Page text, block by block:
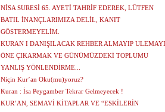
NİSA SURESİ 65. AYETİ TAHRİF EDEREK, LÜTFEN
BATIL İNANÇLARIMIZA DELİL, KANIT
GÖSTERMEYELİM.
KURAN I DANIŞILACAK REHBER ALMAYIP ULEMAYI
ÖNE ÇIKARMAK VE GÜNÜMÜZDEKİ TOPLUMU
YANLIŞ YÖNLENDİRME...
Niçin Kur’an Oku(mu)yoruz?
Kuran : İsa Peygamber Tekrar Gelmeyecek !
KUR’AN, SEMAVİ KİTAPLAR VE “ESKİLERİN